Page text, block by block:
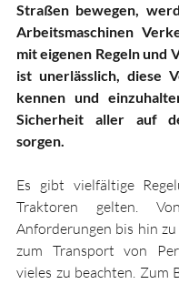
Straßen bewegen,
Arbeitsmaschinen
mit eigenen Regeln und
ist unerlässlich, diese
kennen und
Sicherheit aller auf
sorgen.
Es gibt vielfältige
Traktoren gelten.
Anforderungen bis hin
zum Transport von
vieles zu beachten. Zum